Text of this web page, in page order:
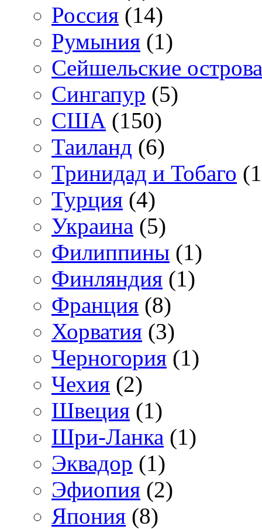
Россия (14)
Румыния (1)
Сейшельские острова
Сингапур (5)
США (150)
Таиланд (6)
Тринидад и Тобаго
Турция (4)
Украина (5)
Филиппины (1)
Финляндия (1)
Франция (8)
Хорватия (3)
Черногория (1)
Чехия (2)
Швеция (1)
Шри-Ланка (1)
Эквадор (1)
Эфиопия (2)
Япония (8)